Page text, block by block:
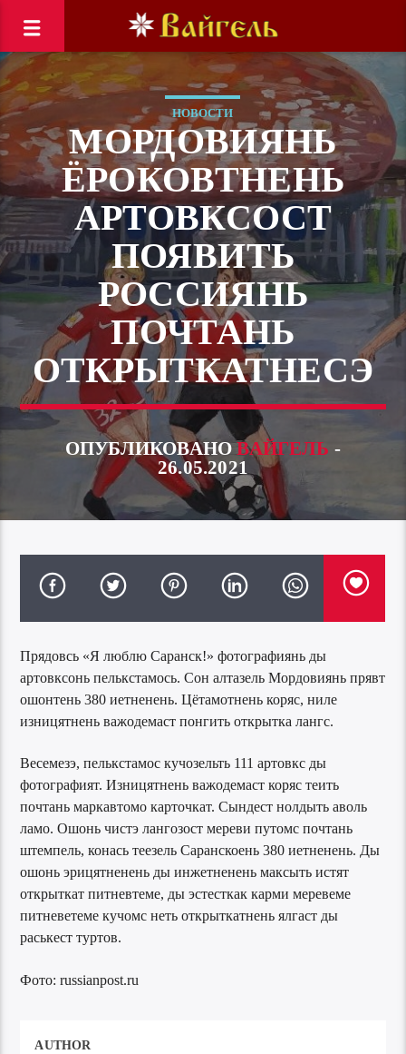
НОВОСТИ
МОРДОВИЯНЬ
ЁРОКОВТНЕНЬ
АРТОВКСОСТ
ПОЯВИТЬ
РОССИЯНЬ
ПОЧТАНЬ
ОТКРЫТКАТНЕСЭ
ОПУБЛИКОВАНОВАЙГЕЛЬ -
26.05.2021
Прядовсь «Я люблю Саранск!» фотографиянь ды
артовксонь пелькстамось. Сон алтазель Мордовиянь прявт
ошонтень 380 иетненень. Цётамотнень коряс, ниле
изницятнень важодемаст понгить открытка лангс.
Весемезэ, пелькстамос кучозельть 111 артовкс ды
фотографият. Изницятнень важодемаст коряс теить
почтань маркавтомо карточкат. Сындест нолдыть аволь
ламо. Ошонь чистэ лангозост мереви путомс почтань
штемпель, конась теезель Саранскоень 380 иетненень. Ды
ошонь эрицятненень ды инжетненень максыть истят
открыткат питневтеме, ды эстесткак карми меревеме
питневетеме кучомс неть открыткатнень ялгаст ды
раськест туртов.
Фото: russianpost.ru
AUTHOR